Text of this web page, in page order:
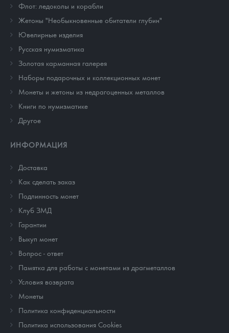
Флот: ледоколы и корабли
Жетоны "Необыкновенные обитатели глубин"
Ювелирные изделия
Русская нумизматика
Золотая карманная галерея
Наборы подарочных и коллекционных монет
Монеты и жетоны из недрагоценных металлов
Книги по нумизматике
Другое
ИНФОРМАЦИЯ
Доставка
Как сделать заказ
Подлинность монет
Клуб ЗМД
Гарантии
Выкуп монет
Вопрос - ответ
Памятка для работы с монетами из драгметаллов
Условия возврата
Монеты
Политика конфиденциальности
Политика использования Cookies